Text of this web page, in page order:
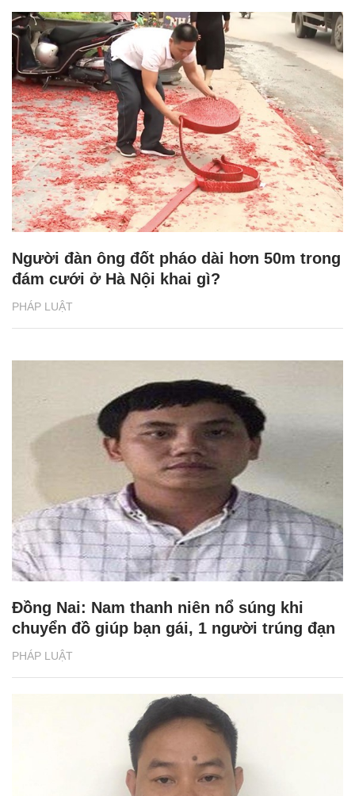
PHÁP LUẬT
Người đàn ông đốt pháo dài hơn 50m trong
đám cưới ở Hà Nội khai gì?
PHÁP LUẬT
Đồng Nai: Nam thanh niên nổ súng khi
chuyển đồ giúp bạn gái, 1 người trúng đạn